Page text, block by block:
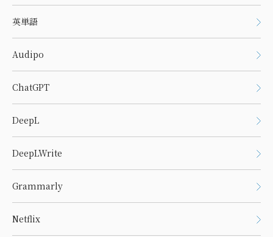
英単語
Audipo
ChatGPT
DeepL
DeepLWrite
Grammarly
Netflix